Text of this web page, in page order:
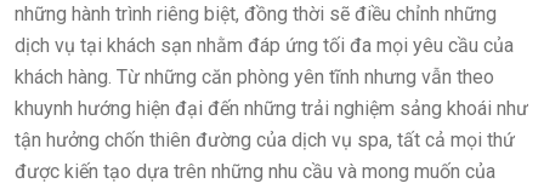
những hành trình riêng biệt, đồng thời sẽ điều chỉnh những
dịch vụ tại khách sạn nhằm đáp ứng tối đa mọi yêu cầu của
khách hàng. Từ những căn phòng yên tĩnh nhưng vẫn theo
khuynh hướng hiện đại đến những trải nghiệm sảng khoái như
tận hưởng chốn thiên đường của dịch vụ spa, tất cả mọi thứ
được kiến tạo dựa trên những nhu cầu và mong muốn của